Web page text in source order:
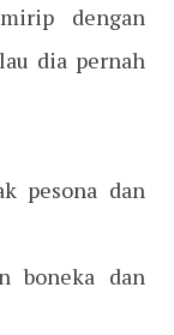
dengan
dia pernah
pesona dan
boneka dan